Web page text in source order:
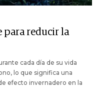
para reducir la
cada día de su vida
lo que significa una
efecto invernadero en la